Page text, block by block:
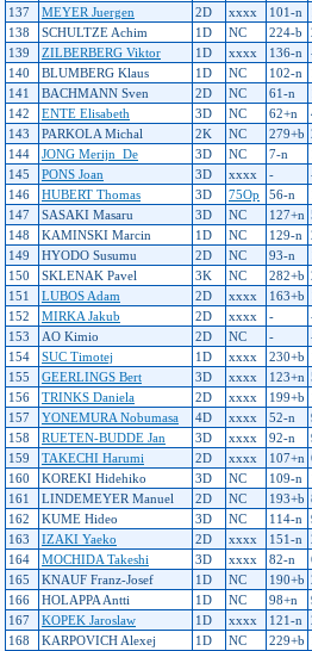
137
MEYER Juergen 2D xxxx 101-n
138
SCHULTZE Achim 1D NC 224-b
139
ZILBERBERG Viktor 1D xxxx 136-n
140
BLUMBERG Klaus 1D NC 102-n
141
BACHMANN Sven 2D NC 61-n
142
ENTE Elisabeth 3D NC 62+n
143
PARKOLA Michal 2K NC 279+b
144
JONG Merijn_De 3D NC 7-n
145
PONS Joan 3D xxxx -
146
HUBERT Thomas 3D 75Op 56-n
147
SASAKI Masaru 3D NC 127+n
148
KAMINSKI Marcin 1D NC 129-n
149
HYODO Susumu 2D NC 93-n
150
SKLENAK Pavel 3K NC 282+b
151
LUBOS Adam 2D xxxx 163+b
152
MIRKA Jakub 2D xxxx -
153
AO Kimio 2D NC -
154
SUC Timotej 1D xxxx 230+b
155
GEERLINGS Bert 3D xxxx 123+n
156
TRINKS Daniela 2D xxxx 199+b
157
YONEMURA Nobumasa 4D xxxx 52-n
158
RUETEN-BUDDE Jan 3D xxxx 92-n
159
TAKECHI Harumi 2D xxxx 107+n
160
KOREKI Hidehiko 3D NC 109-n
161
LINDEMEYER Manuel 2D NC 193+b
162
KUME Hideo 3D NC 114-n
163
IZAKI Yaeko 2D xxxx 151-n
164
MOCHIDA Takeshi 3D xxxx 82-n
165
KNAUF Franz-Josef 1D NC 190+b
166
HOLAPPA Antti 1D NC 98+n
167
KOPEK Jaroslaw 1D xxxx 121-n
168
KARPOVICH Alexej 1D NC 229+b